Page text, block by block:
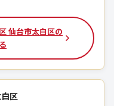
仙台市太白区の
区